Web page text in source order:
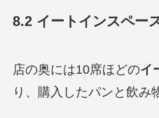
8.2 イートインスペー
店の奥には10席ほどのイ
り、購入したパンと飲み